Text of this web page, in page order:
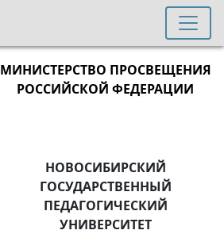
МИНИСТЕРСТВО ПРОСВЕЩЕНИЯ
РОССИЙСКОЙ ФЕДЕРАЦИИ
НОВОСИБИРСКИЙ
ГОСУДАРСТВЕННЫЙ
ПЕДАГОГИЧЕСКИЙ
УНИВЕРСИТЕТ